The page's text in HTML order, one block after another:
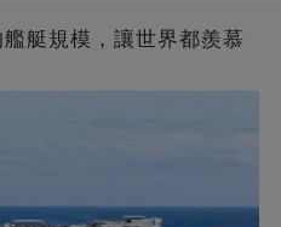
艇規模，讓世界都羨慕